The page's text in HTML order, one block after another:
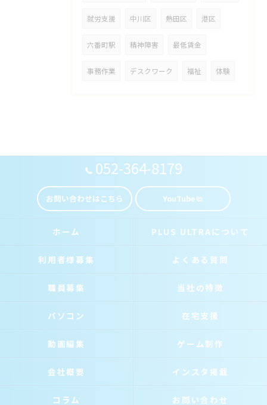
就労支援 中川区 熱田区 港区
六番町駅 精神障害 最低賃金
事務作業 デスクワーク 福祉 体験
052-364-8179
お問い合わせはこちら YouTube
ホーム PLUS ULTRAについて
利用者様募集 よくある質問
職員募集 当社の特徴
パソコン 在宅支援
動画編集 ゲーム制作
会社概要 インスタ掲載
コラム お問い合わせ